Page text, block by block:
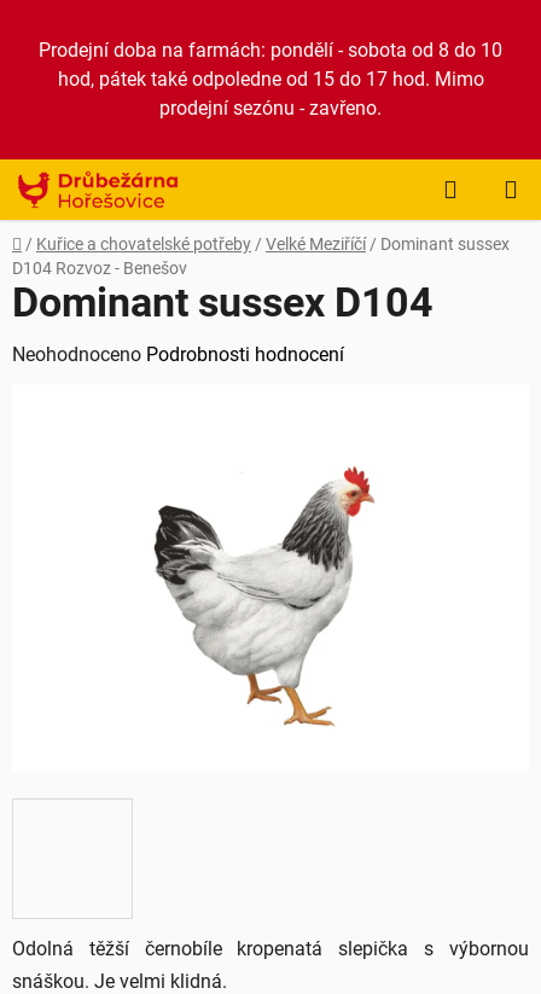
obsah
Prodejní doba na farmách: pondělí - sobota od 8 do 10
hod, pátek také odpoledne od 15 do 17 hod. Mimo
prodejní sezónu - zavřeno.
KOŠÍK
Domů
/ Kuřice a chovatelské potřeby / Velké Meziříčí / Dominant sussex
D104 Rozvoz - Benešov
Odolná těžší černobíle kropenatá slepička s výbornou
snáškou. Je velmi klidná.
Dominant sussex D104
Průměrné
Neohodnoceno Podrobnosti hodnocení